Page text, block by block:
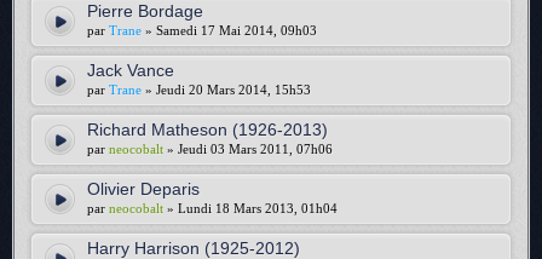
Pierre Bordage
par Trane » Samedi 17 Mai 2014, 09h03
Jack Vance
par Trane » Jeudi 20 Mars 2014, 15h53
Richard Matheson (1926-2013)
par neocobalt » Jeudi 03 Mars 2011, 07h06
Olivier Deparis
par neocobalt » Lundi 18 Mars 2013, 01h04
Harry Harrison (1925-2012)